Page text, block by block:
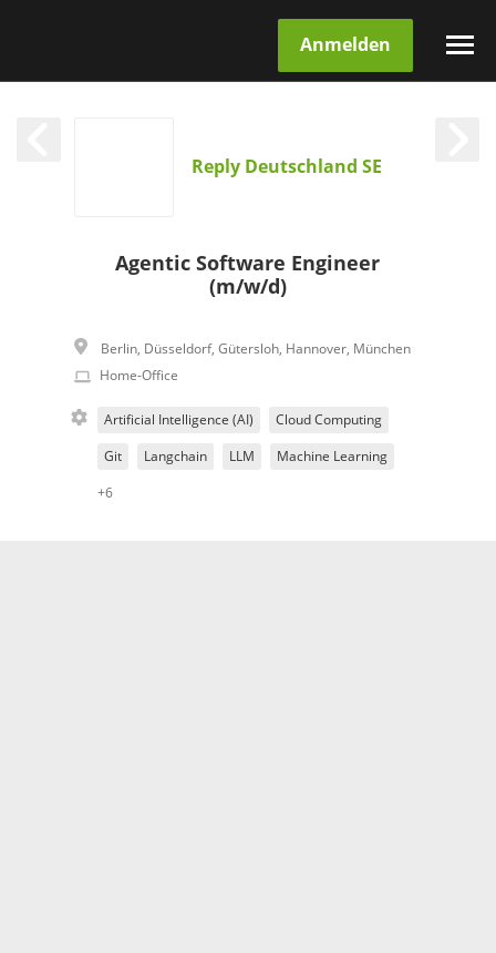
Anmelden
Reply Deutschland SE
Agentic Software Engineer
(m/w/d)
Berlin, Düsseldorf,Gütersloh, Hannover, München
Home-Office
Artificial Intelligence (AI) Cloud Computing
Git Langchain LLM Machine Learning
+6